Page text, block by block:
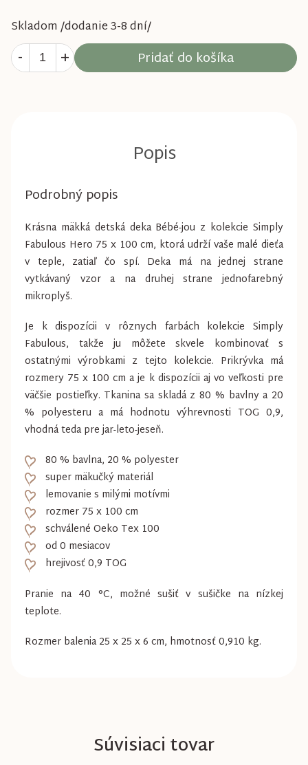
Skladom /dodanie 3-8 dní/
Pridať do košíka
Súvisiaci tovar
Podrobný popis
Krásna mäkká detská deka Bébé-jou z kolekcie Simply
Fabulous Hero 75 x 100 cm, ktorá udrží vaše malé dieťa
v teple, zatiaľ čo spí. Deka má na jednej strane
vytkávaný vzor a na druhej strane jednofarebný
mikroplyš.
Je k dispozícii v rôznych farbách kolekcie Simply
Fabulous, takže ju môžete skvele kombinovať s
ostatnými výrobkami z tejto kolekcie. Prikrývka má
rozmery 75 x 100 cm a je k dispozícii aj vo veľkosti pre
väčšie postieľky. Tkanina sa skladá z 80 % bavlny a 20
% polyesteru a má hodnotu výhrevnosti TOG 0,9,
vhodná teda pre jar-leto-jeseň.
80 % bavlna, 20 % polyester
super mäkučký materiál
lemovanie s milými motívmi
rozmer 75 x 100 cm
schválené Oeko Tex 100
od 0 mesiacov
hrejivosť 0,9 TOG
Pranie na 40 °C, možné sušiť v sušičke na nízkej
teplote.
Rozmer balenia 25 x 25 x 6 cm, hmotnosť 0,910 kg.